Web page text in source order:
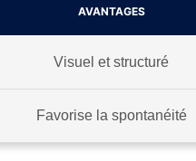
AVANTAGES
Visuel et structuré
Favorise la spontanéité